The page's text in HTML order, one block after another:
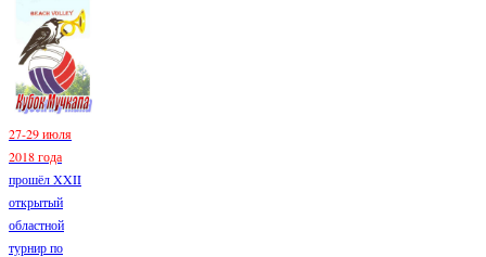
27-29 июля
2018 года
прошёл XXII
открытый
областной
турнир по